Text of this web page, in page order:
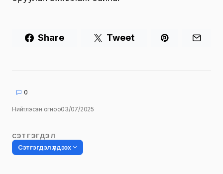
Share Tweet
0
Нийтлэсэн огноо03/07/2025
СЭТГЭГДЭЛ
Сэтгэгдэл үлдээх